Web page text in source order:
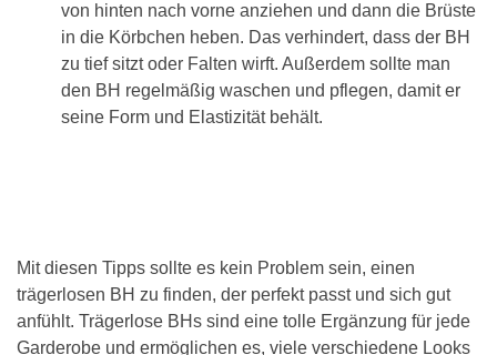
von hinten nach vorne anziehen und dann die Brüste
in die Körbchen heben. Das verhindert, dass der BH
zu tief sitzt oder Falten wirft. Außerdem sollte man
den BH regelmäßig waschen und pflegen, damit er
seine Form und Elastizität behält.
Mit diesen Tipps sollte es kein Problem sein, einen
trägerlosen BH zu finden, der perfekt passt und sich gut
anfühlt. Trägerlose BHs sind eine tolle Ergänzung für jede
Garderobe und ermöglichen es, viele verschiedene Looks